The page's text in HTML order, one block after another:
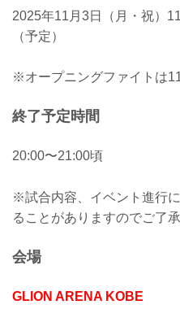
2025年11月3日（月・祝）
（予定）
※オープニングファイトは
終了予定時間
20:00〜21:00頃
※試合内容、イベント進行
ることがありますのでご了承
会場
GLION ARENA KOBE